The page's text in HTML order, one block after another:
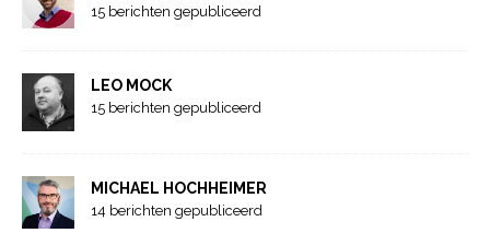
15 berichten gepubliceerd
LEO MOCK
15 berichten gepubliceerd
MICHAEL HOCHHEIMER
14 berichten gepubliceerd